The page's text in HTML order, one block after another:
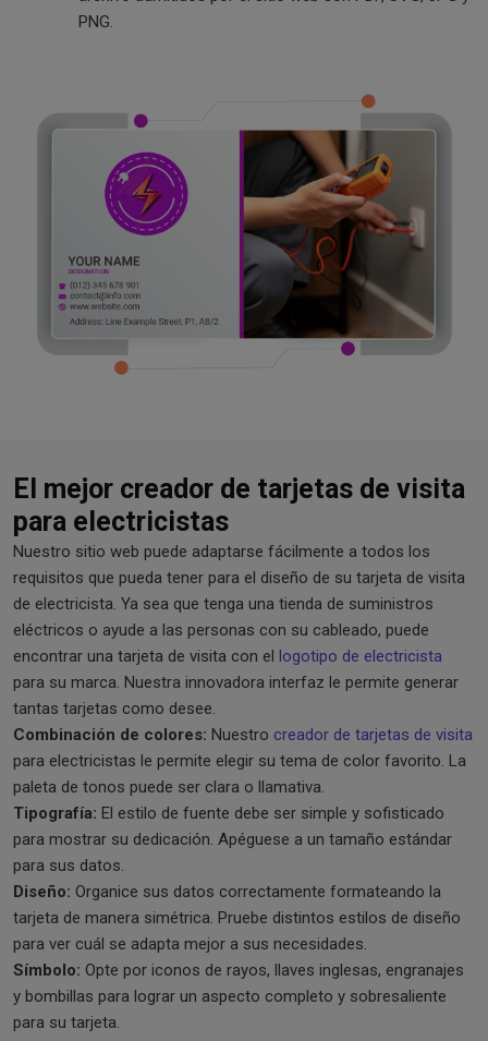
PNG.
El mejor creador de tarjetas de visita
para electricistas
Nuestro sitio web puede adaptarse fácilmente a todos los
requisitos que pueda tener para el diseño de su tarjeta de visita
de electricista. Ya sea que tenga una tienda de suministros
eléctricos o ayude a las personas con su cableado, puede
encontrar una tarjeta de visita con el logotipo de electricista
para su marca. Nuestra innovadora interfaz le permite generar
tantas tarjetas como desee.
Combinación de colores: Nuestro creador de tarjetas de visita
para electricistas le permite elegir su tema de color favorito. La
paleta de tonos puede ser clara o llamativa.
Tipografía: El estilo de fuente debe ser simple y sofisticado
para mostrar su dedicación. Apéguese a un tamaño estándar
para sus datos.
Diseño: Organice sus datos correctamente formateando la
tarjeta de manera simétrica. Pruebe distintos estilos de diseño
para ver cuál se adapta mejor a sus necesidades.
Símbolo: Opte por iconos de rayos, llaves inglesas, engranajes
y bombillas para lograr un aspecto completo y sobresaliente
para su tarjeta.